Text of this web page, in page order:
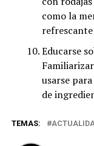
como la
refrescante
Educarse
usarse
de
TEMAS: